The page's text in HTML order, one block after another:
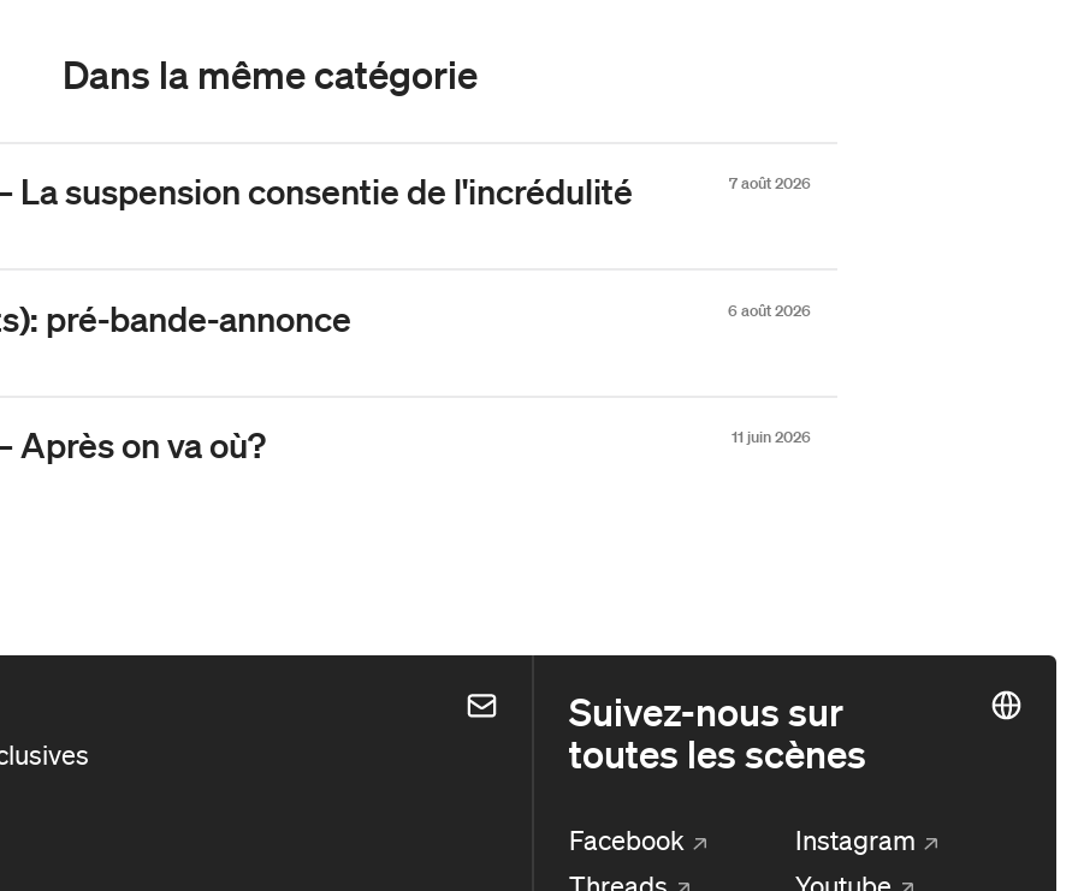
Dans la même catégorie
La suspension consentie de l'incrédulité 7 août 2026
pré-bande-annonce 6 août 2026
Après on va où? 11 juin 2026
Suivez-nous sur
toutes les scènes
Facebook
Instagram